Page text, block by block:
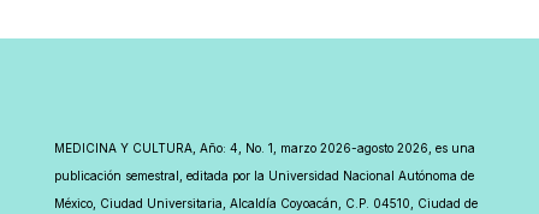
MEDICINA Y CULTURA, Año: 4, No. 1, marzo 2026-agosto 2026, es una
publicación semestral, editada por la Universidad Nacional Autónoma de
México, Ciudad Universitaria, Alcaldía Coyoacán, C.P. 04510, Ciudad de